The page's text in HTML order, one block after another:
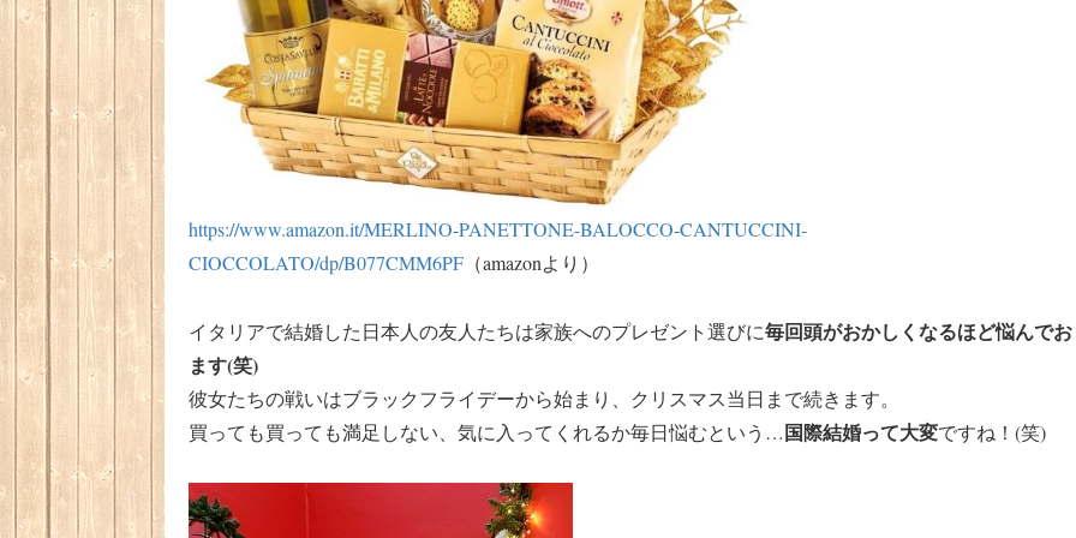
https://www.amazon.it/MERLINO-PANETTONE-BALOCCO-CANTUCCINI-
CIOCCOLATO/dp/B077CMM6PF （amazonより）
イタリアで結婚した日本人の友人たちは家族へのプレゼント選びに毎回頭がおかしくなるほど悩んで
ます(笑)
彼女たちの戦いはブラックフライデーから始まり、クリスマス当日まで続きます。
買っても買っても満足しない、気に入ってくれるか毎日悩むという…国際結婚って大変ですね！(笑)